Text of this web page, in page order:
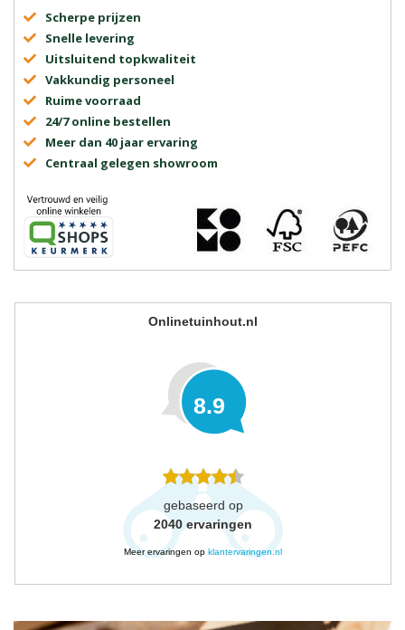
Scherpe prijzen
Snelle levering
Uitsluitend topkwaliteit
Vakkundig personeel
Ruime voorraad
24/7 online bestellen
Meer dan 40 jaar ervaring
Centraal gelegen showroom
Onlinetuinhout.nl
8.9
gebaseerd op
2040 ervaringen
Meer ervaringen op klantervaringen.nl